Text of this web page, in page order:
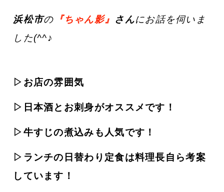
浜松市の 『ちゃん影』 さんにお話を伺いま
した(^^♪
▷ お店の雰囲気
▷日本酒とお刺身がオススメです！
▷牛すじの煮込みも人気です！
▷ランチの日替わり定食は料理長自ら考案
しています！